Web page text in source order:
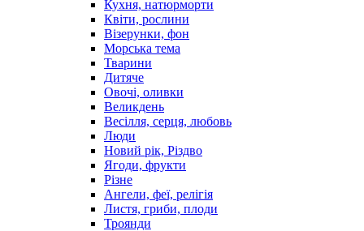
Кухня, натюрморти
Квіти, рослини
Візерунки, фон
Морська тема
Тварини
Дитяче
Овочі, оливки
Великдень
Весілля, серця, любовь
Люди
Новий рік, Різдво
Ягоди, фрукти
Різне
Ангели, феї, релігія
Листя, гриби, плоди
Троянди